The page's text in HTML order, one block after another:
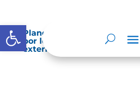
Abrir barra de herramientas
Planes de Mejoramiento
por los entes de control o
externos o internos.